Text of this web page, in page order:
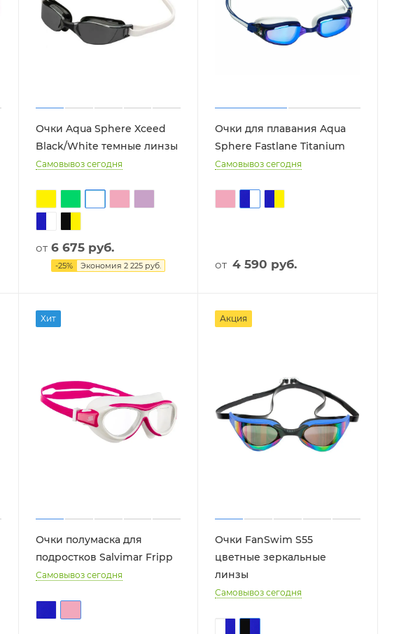
Очки Aqua Sphere Xceed
Black/White темные линзы
Самовывоз сегодня
от 6 675руб.
-25% Экономия 2 225руб.
Очки для плавания Aqua
Sphere Fastlane Titanium
Самовывоз сегодня
от 4 590 руб.
Хит
Очки полумаска для
подростков Salvimar Fripp
Самовывоз сегодня
Акция
Очки FanSwim S55
цветные зеркальные
линзы
Самовывоз сегодня